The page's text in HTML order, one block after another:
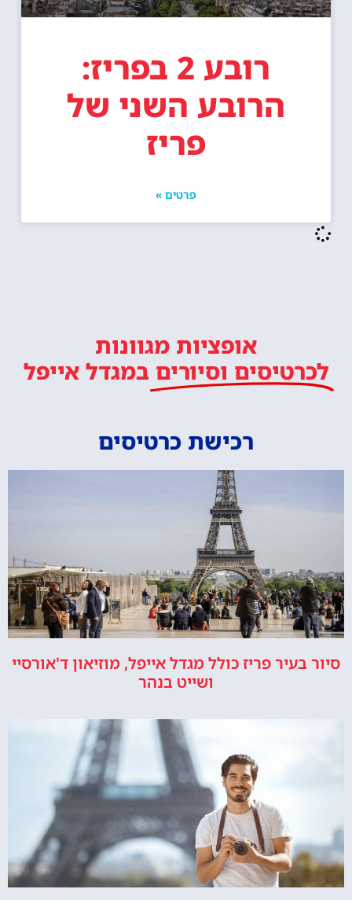
רובע 2 בפריז:
הרובע השני של
פריז
פרטים »
אופציות מגוונות
לכרטיסים וסיורים במגדל אייפל
רכישת כרטיסים
סיור בעיר פריז כולל מגדל אייפל, מוזיאון ד'אורסיי
ושייט בנהר